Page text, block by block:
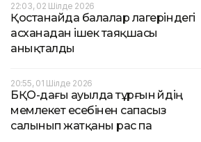
22:03, 02 Шілде 2026
Қостанайда балалар лагеріндегі
асханадан ішек таяқшасы
анықталды
20:55, 01 Шілде 2026
БҚО-дағы ауылда тұрғын үйдің
мемлекет есебінен сапасыз
салынып жатқаны рас па